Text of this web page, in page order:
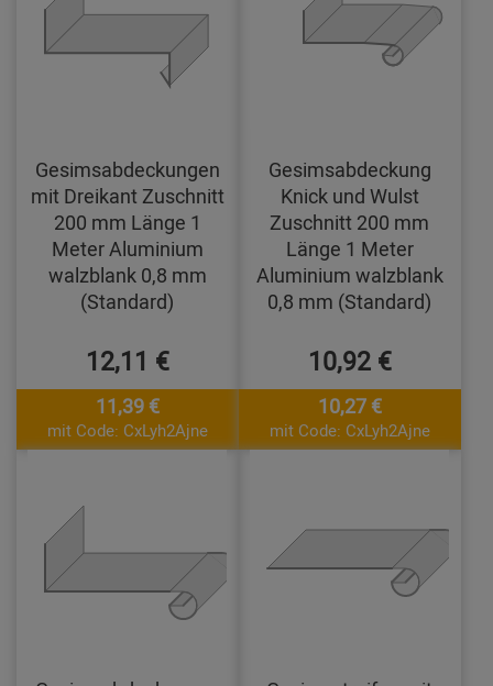
Gesimsabdeckungen
mit Dreikant Zuschnitt
200 mm Länge 1
Meter Aluminium
walzblank 0,8 mm
(Standard)
12,11 €
11,39 €
mit Code: CxLyh2Ajne
Gesimsabdeckung
Knick und Wulst
Zuschnitt 200 mm
Länge 1 Meter
Aluminium walzblank
0,8 mm (Standard)
10,92 €
10,27 €
mit Code: CxLyh2Ajne